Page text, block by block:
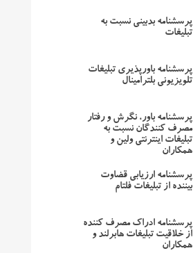
پرسشنامه بدبینی نسبت به
تبلیغات
پرسشنامه باورپذیری تبلیغات
تلویزیونی بلترامینال
پرسشنامه باور، نگرش و رفتار
مصرف کنندگان نسبت به
تبلیغات اینترنتی ولین و
همکاران
پرسشنامه ارزیابی قضاوت
بیننده از تبلیغات فلتام
پرسشنامه ادراک مصرف کننده
از خلاقیت تبلیغات هابرلند و
همکاران